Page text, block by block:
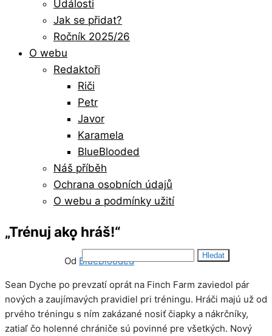
Události
Jak se přidat?
Ročník 2025/26
O webu
Redaktoři
Riči
Petr
Javor
Karamela
BlueBlooded
Náš příběh
Ochrana osobních údajů
O webu a podmínky užití
„Trénuj ako hráš!“
Od BlueBlooded
Sean Dyche po prevzatí oprát na Finch Farm zaviedol pár
nových a zaujímavých pravidiel pri tréningu. Hráči majú už od
prvého tréningu s ním zakázané nosiť čiapky a nákrčníky,
zatiaľ čo holenné chrániče sú povinné pre všetkých. Nový